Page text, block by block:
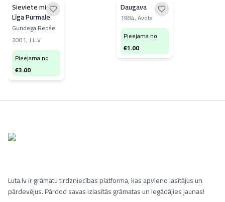
Sieviete miglā.
Līga Purmale
Gundega Repše
2001,J.L.V
Pieejama no
€3.00
Daugava
1984,Avots
Pieejama no
€1.00
Luta.lv ir grāmatu tirdzniecības platforma, kas apvieno lasītājus un
pārdevējus. Pārdod savas izlasītās grāmatas un iegādājies jaunas!